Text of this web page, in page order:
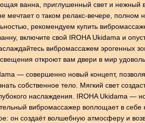
ванна, приглушенный свет и нежный
мечтает о таком релакс-вечере, полном
рекомендуем купить
включите свой IROHA Ukidama и
вибромассажем эрогенных
откроют вам двери в мир
— совершенно новый концепт,
собственное тело. Мягкий свет
наслаждения. IROHA Ukidama —
вибромассажер воплощает в
он создаёт волшебную атмосферу и